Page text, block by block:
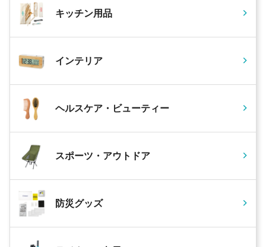
キッチン用品
インテリア
ヘルスケア・ビューティー
スポーツ・アウトドア
防災グッズ